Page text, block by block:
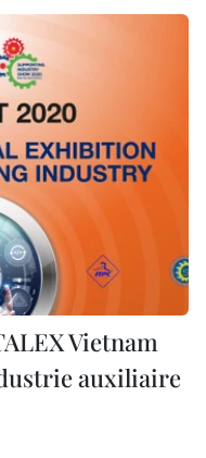
Vietnam
auxiliaire